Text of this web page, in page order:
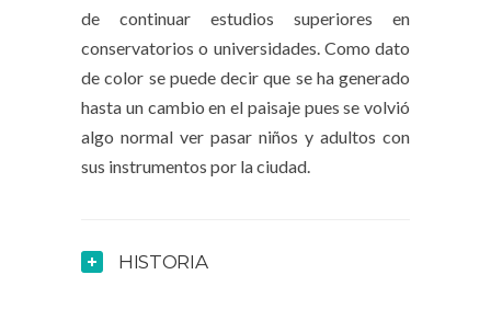
de continuar estudios superiores en
conservatorios o universidades. Como dato
de color se puede decir que se ha generado
hasta un cambio en el paisaje pues se volvió
algo normal ver pasar niños y adultos con
sus instrumentos por la ciudad.
HISTORIA